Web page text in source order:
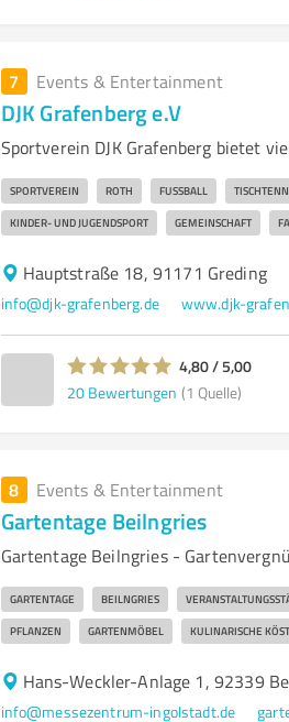
7 Events & Entertainment
DJK Grafenberg e.V
Sportverein DJK Grafenberg bietet
SPORTVEREIN ROTH FUSSBALL
KINDER- UND JUGENDSPORT GEMEINSCHAFT
Hauptstraße 18, 91171 Greding
info@djk-grafenberg.de www.djk-
4,80 / 5,00
20 Bewertungen (1 Quelle)
8 Events & Entertainment
Gartentage Beilngries
Gartentage Beilngries -
GARTENTAGE BEILNGRIES
PFLANZEN GARTENMÖBEL KULINARISCHE
Hans-Weckler-Anlage 1, 92339
info@messezentrum-ingolstadt.de